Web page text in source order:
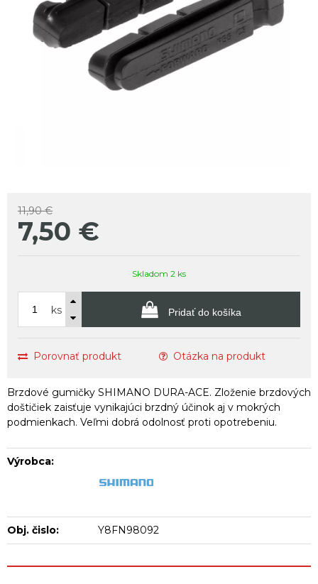
11,90 €
7,50 €
Skladom 2 ks
ks Pridať do košíka
Porovnať produkt Otázka na produkt
Brzdové gumičky SHIMANO DURA-ACE. Zloženie brzdových
doštičiek zaisťuje vynikajúci brzdný účinok aj v mokrých
podmienkach. Veľmi dobrá odolnosť proti opotrebeniu.
Výrobca:
Obj. čislo: Y8FN98092